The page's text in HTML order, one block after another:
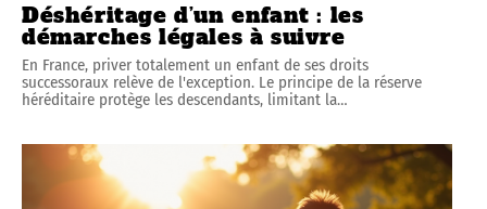
Déshéritage d’un enfant : les
démarches légales à suivre
En France, priver totalement un enfant de ses droits
successoraux relève de l'exception. Le principe de la réserve
héréditaire protège les descendants, limitant la…